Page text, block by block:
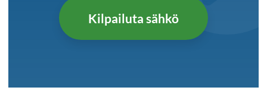
Kilpailuta sähkö